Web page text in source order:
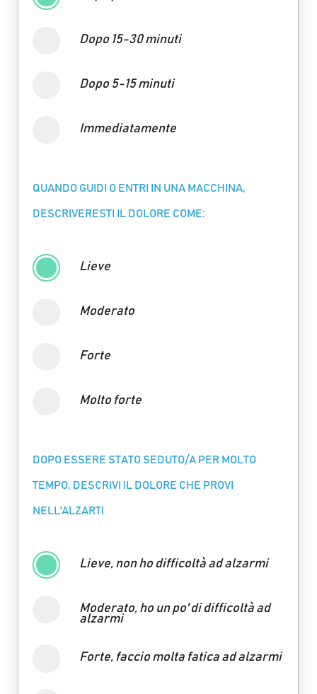
Dopo 15-30 minuti
Dopo 5-15 minuti
Immediatamente
QUANDO GUIDI O ENTRI IN UNA MACCHINA,
DESCRIVERESTI IL DOLORE COME:
Lieve
Moderato
Forte
Molto forte
DOPO ESSERE STATO SEDUTO/A PER MOLTO
TEMPO, DESCRIVI IL DOLORE CHE PROVI
NELL'ALZARTI
Lieve, non ho difficoltà ad alzarmi
Moderato, ho un po' di difficoltà ad
alzarmi
Forte, faccio molta fatica ad alzarmi